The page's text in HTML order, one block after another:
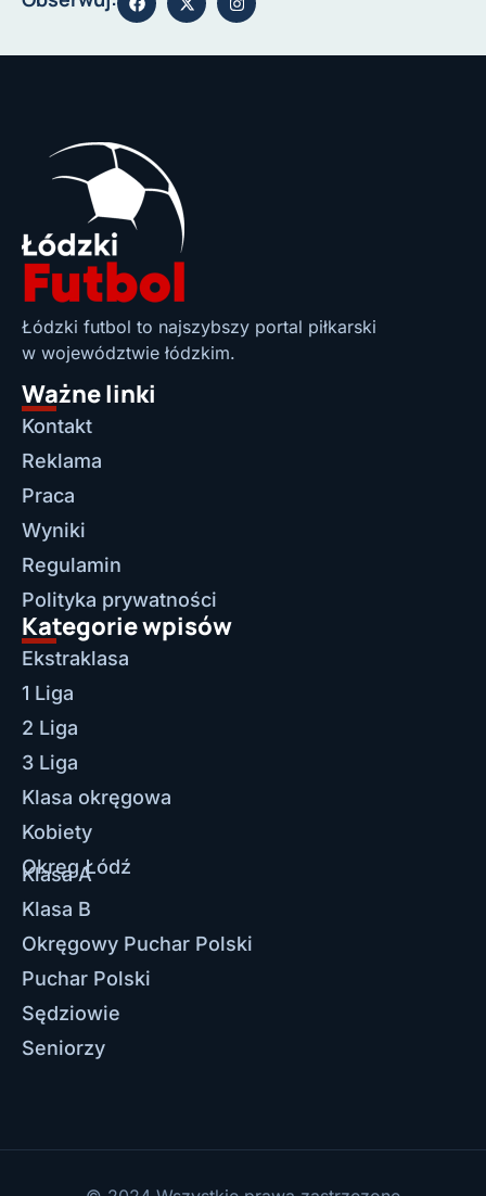
Łódzki futbol to najszybszy portal piłkarski
w województwie łódzkim.
Ważne linki
Kontakt
Reklama
Praca
Wyniki
Regulamin
Polityka prywatności
Kategorie wpisów
Ekstraklasa
1 Liga
2 Liga
3 Liga
Klasa okręgowa
Kobiety
Okręg Łódź
Klasa A
Klasa B
Okręgowy Puchar Polski
Puchar Polski
Sędziowie
Seniorzy